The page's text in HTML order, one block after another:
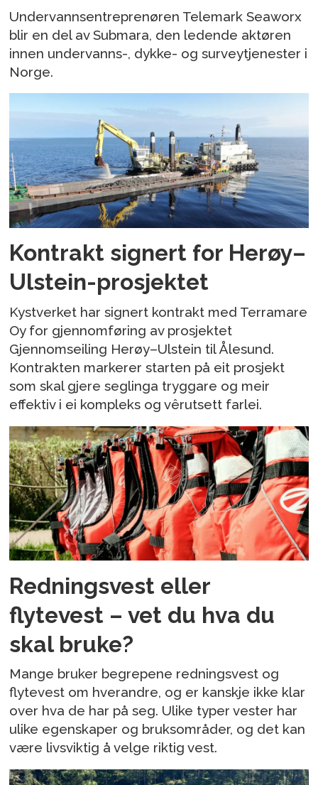
Undervannsentreprenøren Telemark Seaworx
blir en del av Submara, den ledende aktøren
innen undervanns-, dykke- og surveytjenester i
Norge.
Kontrakt signert for Herøy–
Ulstein-prosjektet
Kystverket har signert kontrakt med Terramare
Oy for gjennomføring av prosjektet
Gjennomseiling Herøy–Ulstein til Ålesund.
Kontrakten markerer starten på eit prosjekt
som skal gjere seglinga tryggare og meir
effektiv i ei kompleks og vêrutsett farlei.
Redningsvest eller
flytevest – vet du hva du
skal bruke?
Mange bruker begrepene redningsvest og
flytevest om hverandre, og er kanskje ikke klar
over hva de har på seg. Ulike typer vester har
ulike egenskaper og bruksområder, og det kan
være livsviktig å velge riktig vest.